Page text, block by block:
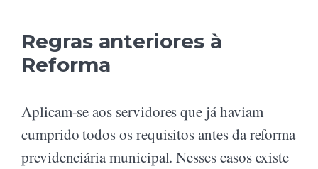
Regras anteriores à
Reforma
Aplicam-se aos servidores que já haviam
cumprido todos os requisitos antes da reforma
previdenciária municipal. Nesses casos existe